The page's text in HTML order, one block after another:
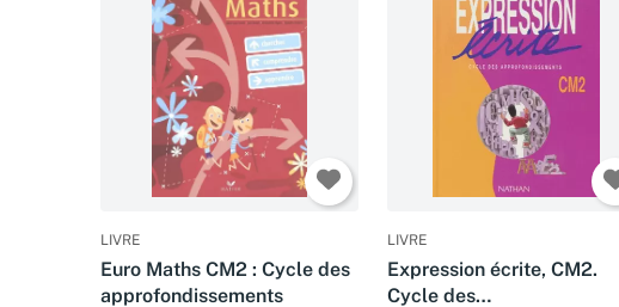
LIVRE
Euro Maths CM2 : Cycle des
approfondissements
LIVRE
Expression écrite, CM2.
Cycle des